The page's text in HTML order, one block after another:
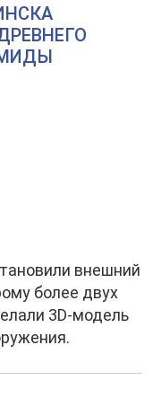
внешний
более двух
3D-модель